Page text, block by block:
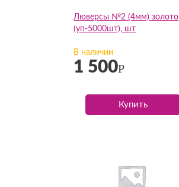
Люверсы №2 (4мм) золото
(уп-5000шт), шт
В наличии
1 500Р
Купить